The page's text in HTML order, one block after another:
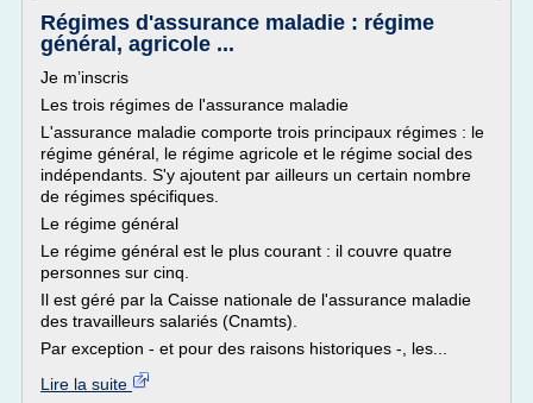
Régimes d'assurance maladie : régime
général, agricole ...
Je m’inscris
Les trois régimes de l'assurance maladie
L'assurance maladie comporte trois principaux régimes : le
régime général, le régime agricole et le régime social des
indépendants. S'y ajoutent par ailleurs un certain nombre
de régimes spécifiques.
Le régime général
Le régime général est le plus courant : il couvre quatre
personnes sur cinq.
Il est géré par la Caisse nationale de l'assurance maladie
des travailleurs salariés (Cnamts).
Par exception - et pour des raisons historiques -, les...
Lire la suite